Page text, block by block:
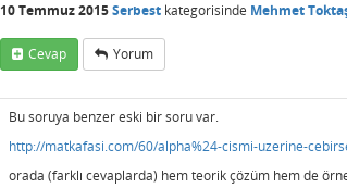
10 Temmuz 2015Serbest kategorisinde Mehmet
Cevap Yorum
Bu soruya benzer eski bir soru var.
http://matkafasi.com/60/alpha%24-cismi-uzerine-
orada (farklı cevaplarda) hem teorik çözüm hem de